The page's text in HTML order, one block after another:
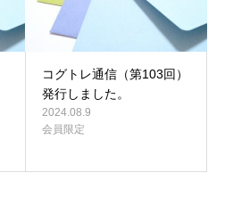
コグトレ通信（第103回）
発行しました。
2024.08.9
会員限定